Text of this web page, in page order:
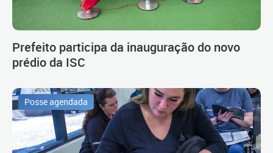
Prefeito participa da inauguração do novo
prédio da ISC
Posse agendada